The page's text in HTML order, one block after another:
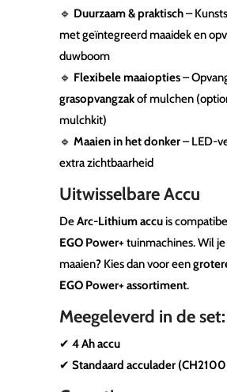
🔹 Duurzaam & praktisch–
met geïntegreerd maaidek en
duwboom
🔹 Flexibele maaiopties–
grasopvangzakof mulchen
mulchkit)
🔹 Maaien in het donker– LED-
extra zichtbaarheid
Uitwisselbare Accu
DeArc-Lithium accuis
EGO Power+tuinmachines. Wil
maaien? Kies dan voor een
EGO Power+ assortiment.
Meegeleverd in de set:
✔ 4 Ah accu
✔ Standaard acculader